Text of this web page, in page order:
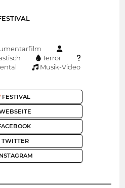
Terror
Musik-Video
FESTIVAL
TWITTER